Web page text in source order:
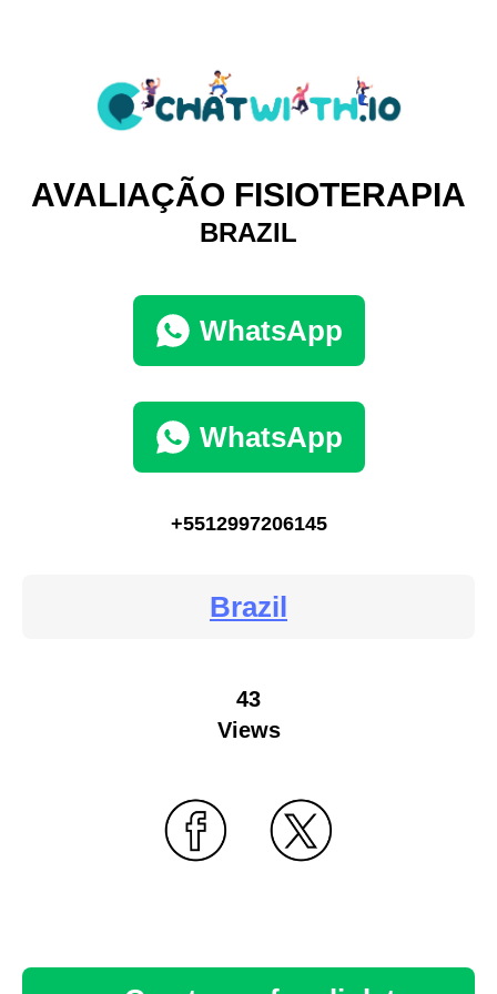
AVALIAÇÃO FISIOTERAPIA
BRAZIL
WhatsApp
WhatsApp
+5512997206145
Brazil
43
Views